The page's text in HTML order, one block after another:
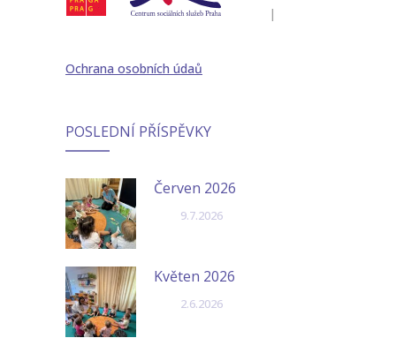
|
Ochrana osobních údaů
POSLEDNÍ PŘÍSPĚVKY
Červen 2026
9.7.2026
Květen 2026
2.6.2026